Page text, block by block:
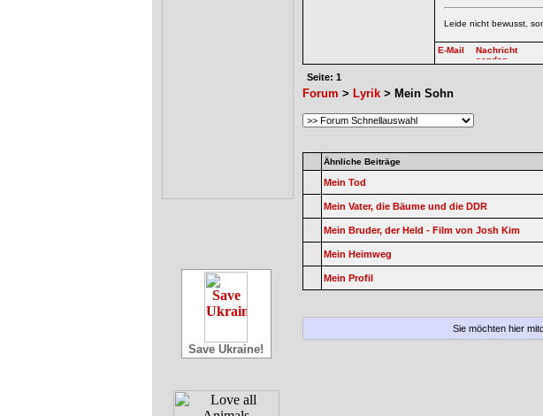
Save Ukraine!
Leide nicht bewusst,
Seite: 1
Forum > Lyrik > Mein Sohn
Ähnliche Beiträge
Mein Tod
Mein Vater, die Bäume und die DDR
Mein Bruder, der Held - Film von Josh Kim
Mein Heimweg
Mein Profil
Sie möchten hier